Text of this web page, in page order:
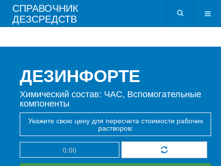
СПРАВОЧНИК
ДЕЗСРЕДСТВ
ДЕЗИНФОРТЕ
Химический состав: ЧАС, Вспомогательные
компоненты
Укажите свою цену для пересчета стоимости рабочих
растворов: